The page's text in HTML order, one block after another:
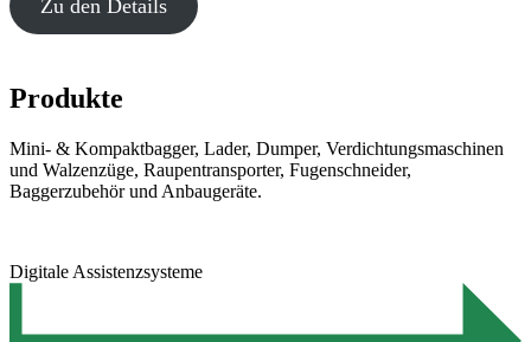
Zu den Details
Produkte
Mini- & Kompaktbagger, Lader, Dumper, Verdichtungsmaschinen
und Walzenzüge, Raupentransporter, Fugenschneider,
Baggerzubehör und Anbaugeräte.
Digitale Assistenzsysteme